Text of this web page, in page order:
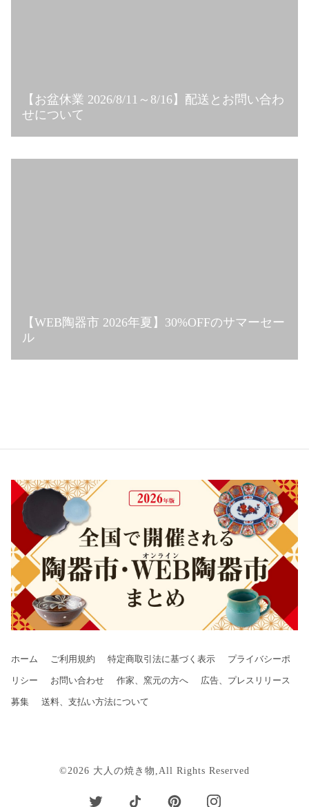
【お盆休業 2026/8/11～8/16】配送とお問い合わ
せについて
【WEB陶器市 2026年夏】30%OFFのサマーセー
ル
ホーム ご利用規約 特定商取引法に基づく表示 プライバシーポ
リシー お問い合わせ 作家、窯元の方へ 広告、プレスリリース
募集 送料、支払い方法について
©2026 大人の焼き物,All Rights Reserved
Twitter Tiktok PinterestInstagram